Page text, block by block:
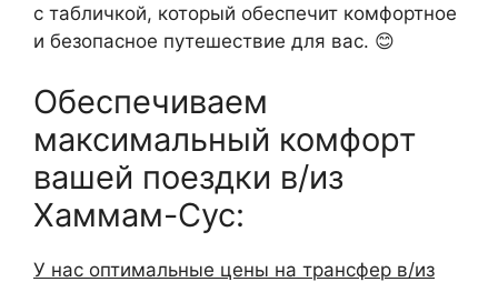
с табличкой, который обеспечит комфортное
и безопасное путешествие для вас. 😊
Обеспечиваем
максимальный комфорт
вашей поездки в/из
Хаммам-Сус:
У нас оптимальные цены на трансфер в/из